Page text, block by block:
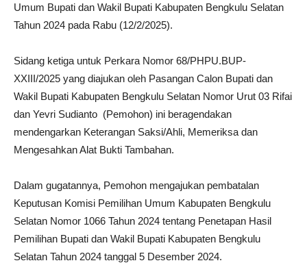
Umum Bupati dan Wakil Bupati Kabupaten Bengkulu Selatan
Tahun 2024 pada Rabu (12/2/2025).
Sidang ketiga untuk Perkara Nomor 68/PHPU.BUP-
XXIII/2025 yang diajukan oleh Pasangan Calon Bupati dan
Wakil Bupati Kabupaten Bengkulu Selatan Nomor Urut 03 Rifai
dan Yevri Sudianto (Pemohon) ini beragendakan
mendengarkan Keterangan Saksi/Ahli, Memeriksa dan
Mengesahkan Alat Bukti Tambahan.
Dalam gugatannya, Pemohon mengajukan pembatalan
Keputusan Komisi Pemilihan Umum Kabupaten Bengkulu
Selatan Nomor 1066 Tahun 2024 tentang Penetapan Hasil
Pemilihan Bupati dan Wakil Bupati Kabupaten Bengkulu
Selatan Tahun 2024 tanggal 5 Desember 2024.